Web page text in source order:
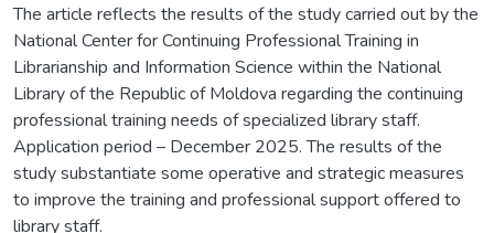
The article reflects the results of the study carried out by the
National Center for Continuing Professional Training in
Librarianship and Information Science within the National
Library of the Republic of Moldova regarding the continuing
professional training needs of specialized library staff.
Application period – December 2025. The results of the
study substantiate some operative and strategic measures
to improve the training and professional support offered to
library staff.